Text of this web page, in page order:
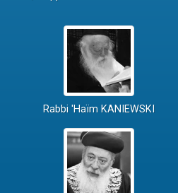
Rabbi 'Haïm KANIEWSKI